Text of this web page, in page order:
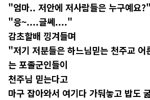
"엄마.. 저안에 저사람들은 누구예요
"응~....글쎄...."
감초할배 낑겨들며
"저기 저분들은 하느님믿는 천주교 어
는 포졸군인들이
천주님 믿는다고
마구 잡아와서 여기다 가둬놓고 밥도